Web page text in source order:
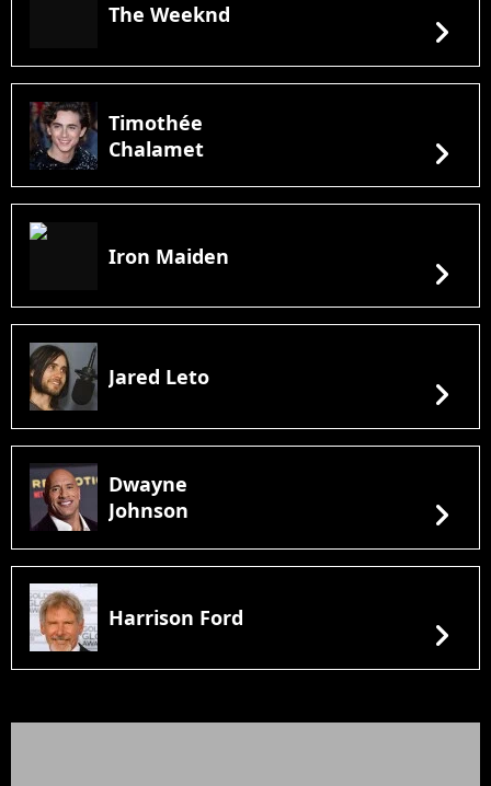
The Weeknd chevron_right
Timothée
Chalamet
chevron_right
Iron Maiden chevron_right
Jared Leto chevron_right
Dwayne
Johnson
chevron_right
Harrison Ford chevron_right